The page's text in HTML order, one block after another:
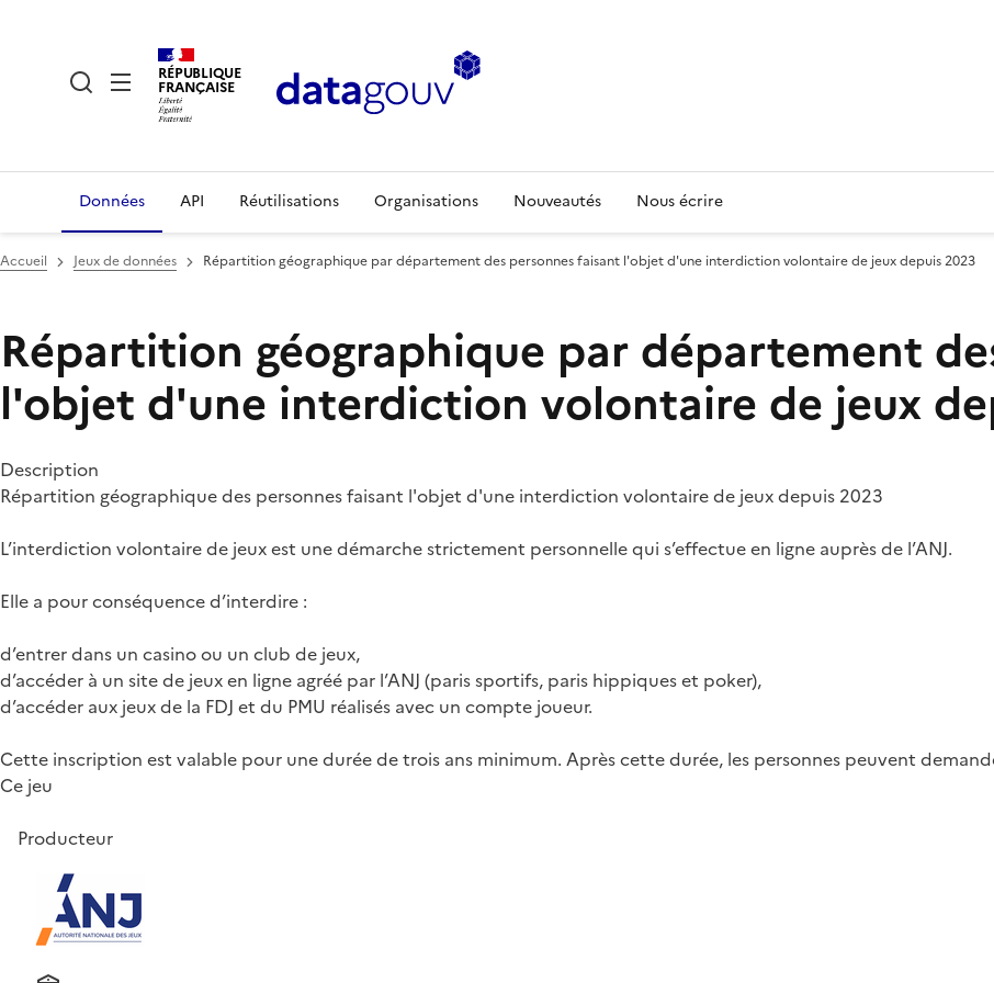
RÉPUBLIQUE
FRANÇAISE
Données API Réutilisations Organisations Nouveautés Nous écrire
Accueil Jeux de données Répartition géographique par département des personnes faisant l'objet d'une interdiction volontaire de jeux depuis 2023
Répartition géographique par département
l'objet d'une interdiction volontaire de jeux
Description
Répartition géographique des personnes faisant l'objet d'une interdiction volontaire de jeux depuis 2023
L’interdiction volontaire de jeux est une démarche strictement personnelle qui s’effectue en ligne auprès de l’ANJ.
Elle a pour conséquence d’interdire :
d’entrer dans un casino ou un club de jeux,
d’accéder à un site de jeux en ligne agréé par l’ANJ (paris sportifs, paris hippiques et poker),
d’accéder aux jeux de la FDJ et du PMU réalisés avec un compte joueur.
Cette inscription est valable pour une durée de trois ans minimum. Après cette durée, les personnes peuvent
Ce jeu
Producteur